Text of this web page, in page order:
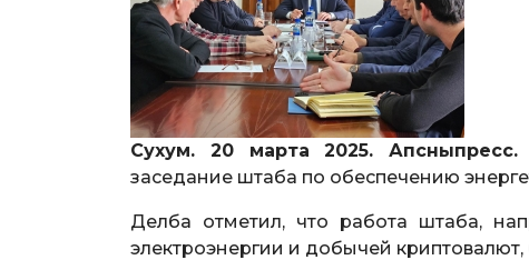
Сухум. 20 марта 2025. Апсныпресс.
заседание штаба по обеспечению
Делба отметил, что работа штаба,
электроэнергии и добычей